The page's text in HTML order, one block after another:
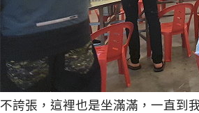
不誇張，這裡也是坐滿滿，一直到